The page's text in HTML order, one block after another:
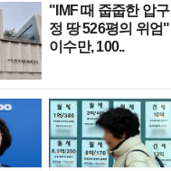
"IMF 때 줍줍한 압구
정 땅 526평의 위엄"
이수만, 100..